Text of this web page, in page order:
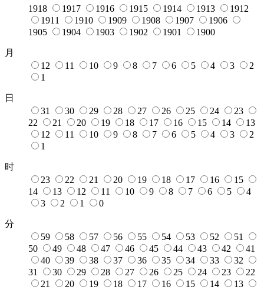
1918
1917 1916 1915 1914 1913
1912
1911
1910 1909 1908 1907
1906
1905
1904 1903 1902 1901 1900
月
12
11 10 9 8 7 6 5 4 3
2
1
日
31
30 29 28 27 26 25 24
23
22
21 20 19 18 17 16 15 14
13
12
11 10 9 8 7 6 5 4 3
2
1
时
23
22 21 20 19 18 17 16
15
14
13 12 11 10 9 8 7 6 5
4
3
2 1 0
分
59
58 57 56 55 54 53 52
51
50
49 48 47 46 45 44 43 42
41
40
39 38 37 36 35 34 33
32
31
30 29 28 27 26 25 24 23
22
21
20 19 18 17 16 15 14
13